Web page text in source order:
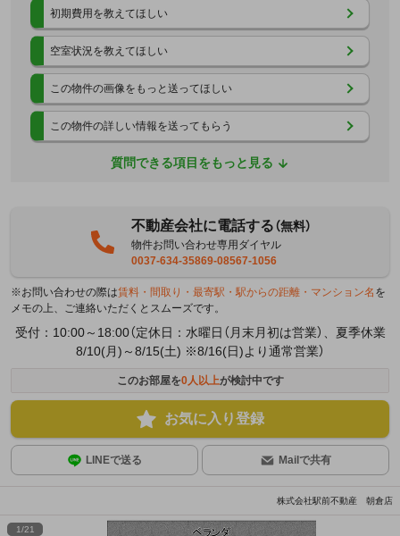
初期費用を教えてほしい
空室状況を教えてほしい
この物件の画像をもっと送ってほしい
この物件の詳しい情報を送ってもらう
質問できる項目をもっと見る
不動産会社に電話する（無料）
物件お問い合わせ専用ダイヤル
0037-634-35869-08567-1056
※お問い合わせの際は賃料・間取り・最寄駅・駅からの距離・マンション名 を
メモの上、ご連絡いただくとスムーズです。
受付：10:00～18:00（定休日：水曜日（月末月初は営業）、夏季休業
8/10(月)～8/15(土) ※8/16(日)より通常営業）
このお部屋を0人以上が検討中です
お気に入り登録
LINEで送る Mailで共有
株式会社駅前不動産 朝倉店
1/21